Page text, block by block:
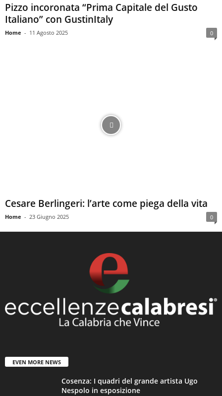
Pizzo incoronata “Prima Capitale del Gusto
Italiano” con GustinItaly
Home - 11 Agosto 2025 0
Cesare Berlingeri: l’arte come piega della vita
Home - 23 Giugno 2025 0
EVEN MORE NEWS
Cosenza: I quadri del grande artista Ugo
Nespolo in esposizione